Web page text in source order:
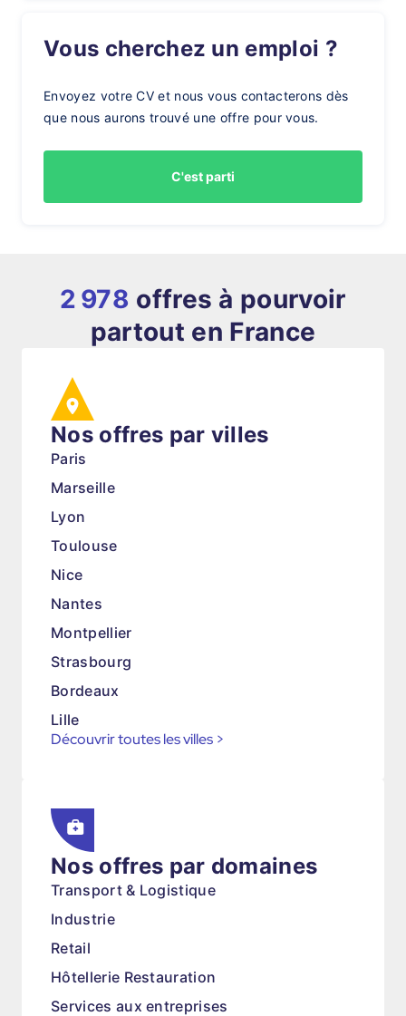
Vous cherchez un emploi ?
Envoyez votre CV et nous vous contacterons dès
que nous aurons trouvé une offre pour vous.
C'est parti
2 978 offres à pourvoir
partout en France
Nos offres par villes
Paris
Marseille
Lyon
Toulouse
Nice
Nantes
Montpellier
Strasbourg
Bordeaux
Lille
Découvrir toutes les villes >
Nos offres par domaines
Transport & Logistique
Industrie
Retail
Hôtellerie Restauration
Services aux entreprises